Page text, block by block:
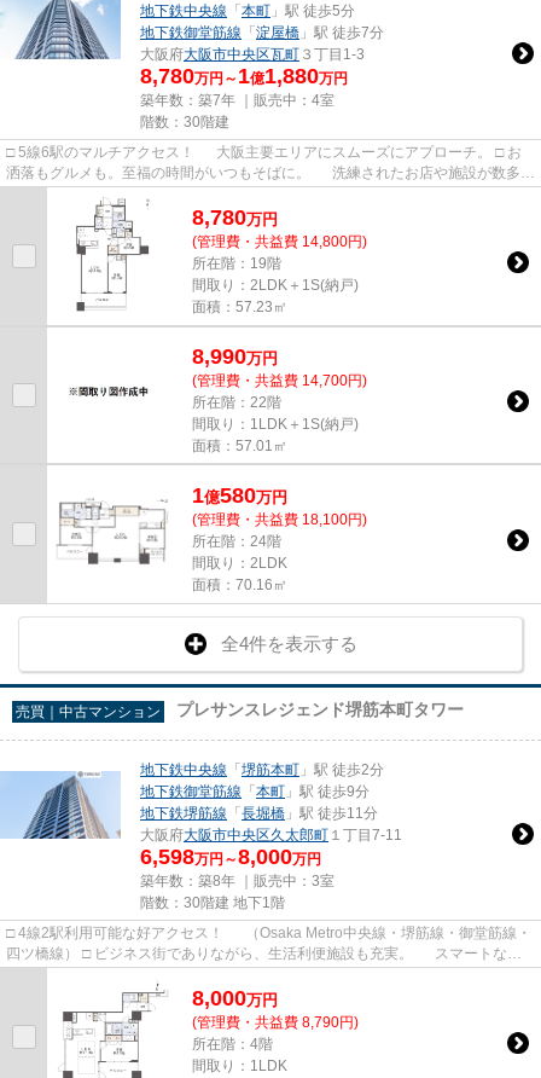
地下鉄中央線 「 本町 」駅 徒歩5分
地下鉄御堂筋線 「 淀屋橋 」駅 徒歩7分
大阪府大阪市中央区瓦町 ３丁目1-3
8,780万円～ 1億1,880万円
築年数：築7年 ｜販売中： 4室
階数：30階建
□ 5線6駅のマルチアクセス！ 大阪主要エリアにスムーズにアプローチ。 □ お
洒落もグルメも。至福の時間がいつもそばに。 洗練されたお店や施設が数多く
集まるエリア！
8,780万円
(管理費・共益費 14,800円)
所在階：19階
間取り：2LDK＋1S(納戸)
面積：57.23㎡
8,990万円
(管理費・共益費 14,700円)
所在階：22階
間取り：1LDK＋1S(納戸)
面積：57.01㎡
1億580万円
(管理費・共益費 18,100円)
所在階：24階
間取り：2LDK
面積：70.16㎡
全4件を表示する
売買｜中古マンション プレサンスレジェンド堺筋本町タワー
地下鉄中央線 「 堺筋本町 」駅 徒歩2分
地下鉄御堂筋線 「 本町 」駅 徒歩9分
地下鉄堺筋線 「 長堀橋 」駅 徒歩11分
大阪府大阪市中央区久太郎町 １丁目7-11
6,598万円～8,000万円
築年数：築8年 ｜販売中： 3室
階数：30階建 地下1階
□ 4線2駅利用可能な好アクセス！ （Osaka Metro中央線・堺筋線・御堂筋線・
四ツ橋線） □ ビジネス街でありながら、生活利便施設も充実。 スマートな暮
8,000万円
(管理費・共益費 8,790円)
所在階：4階
間取り：1LDK